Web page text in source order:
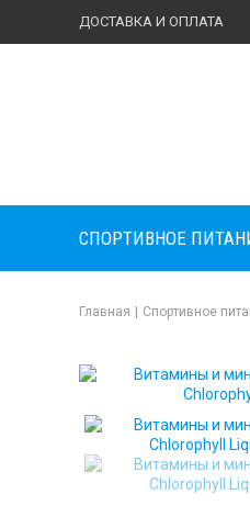
ДОСТАВКА И ОПЛАТА
СПОРТИВНОЕ
Главная Спортивное